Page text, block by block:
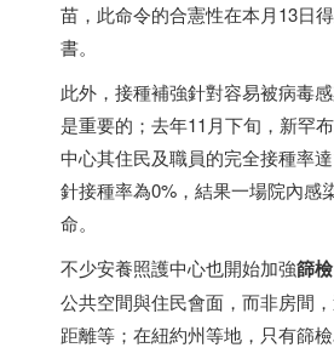
苗，此命令的合憲性在本月13日
書。
此外，接種補強針對容易被病毒
是重要的；去年11月下旬，新罕
中心其住民及職員的完全接種率
針接種率為0%，結果一場院內感
命。
不少安養照護中心也開始加強篩檢
公共空間與住民會面，而非房間
距離等；在紐約州等地，只有篩